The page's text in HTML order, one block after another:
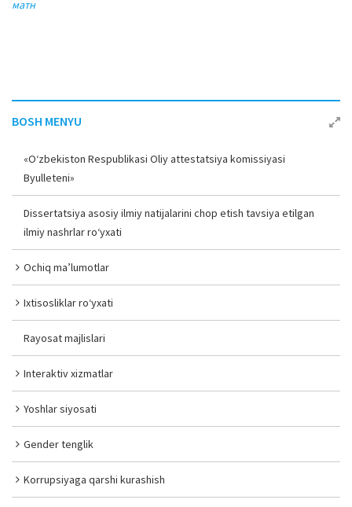
матн
BOSH MENYU
«O‘zbekiston Respublikasi Oliy attestatsiya komissiyasi
Byulleteni»
Dissertatsiya asosiy ilmiy natijalarini chop etish tavsiya etilgan
ilmiy nashrlar ro‘yxati
Ochiq ma’lumotlar
Ixtisosliklar ro‘yxati
Rayosat majlislari
Interaktiv xizmatlar
Yoshlar siyosati
Gender tenglik
Korrupsiyaga qarshi kurashish